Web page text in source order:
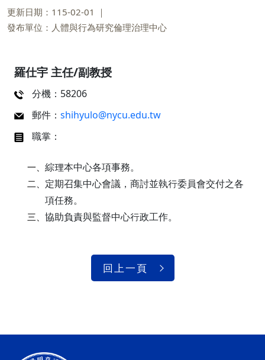
更新日期：115-02-01
發布單位：人體與行為研究倫理治理中心
羅仕宇 主任/副教授
分機：58206
郵件： shihyulo@nycu.edu.tw
職掌：
一、 綜理本中心各項事務。
二、 定期召集中心會議，商討並執行委員會交付之各
項任務。
三、 協助負責與監督中心行政工作。
回上一頁